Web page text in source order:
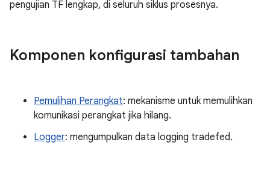
pengujian TF lengkap, di seluruh siklus prosesnya.
Komponen konfigurasi tambahan
Pemulihan Perangkat: mekanisme untuk memulihkan
komunikasi perangkat jika hilang.
Logger: mengumpulkan data logging tradefed.